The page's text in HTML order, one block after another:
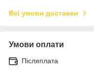
Всі умови доставки
Умови оплати
Післяплата